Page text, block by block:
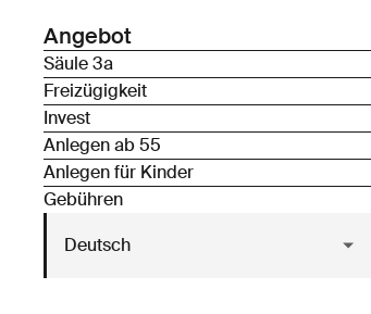
Angebot
Säule 3a
Freizügigkeit
Invest
Anlegen ab 55
Anlegen für Kinder
Gebühren
Deutsch